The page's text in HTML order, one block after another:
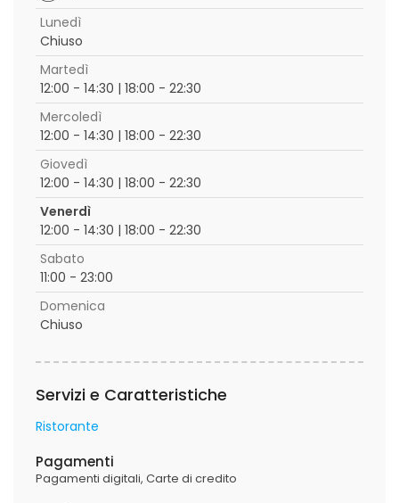
Lunedì
Chiuso
Martedì
12:00 - 14:30 | 18:00 - 22:30
Mercoledì
12:00 - 14:30 | 18:00 - 22:30
Giovedì
12:00 - 14:30 | 18:00 - 22:30
Venerdì
12:00 - 14:30 | 18:00 - 22:30
Sabato
11:00 - 23:00
Domenica
Chiuso
Servizi e Caratteristiche
Ristorante
Pagamenti
Pagamenti digitali Carte di credito